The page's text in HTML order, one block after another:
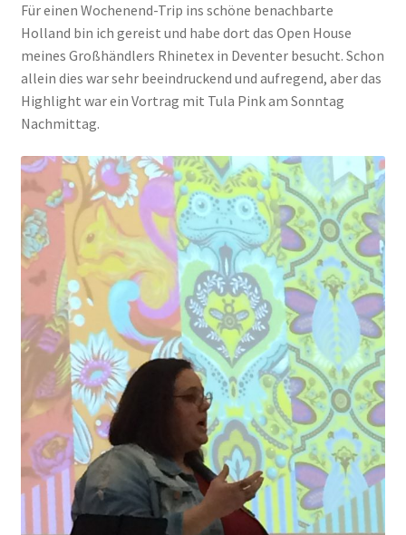
Mein Konto
Shop
Versandarten
Warenkorb
Widerrufsbelehrung
Zahlungsarten
Für einen Wochenend-Trip ins schöne benachbarte
Holland bin ich gereist und habe dort das Open House
meines Großhändlers Rhinetex in Deventer besucht. Schon
allein dies war sehr beeindruckend und aufregend, aber das
Highlight war ein Vortrag mit Tula Pink am Sonntag
Nachmittag.